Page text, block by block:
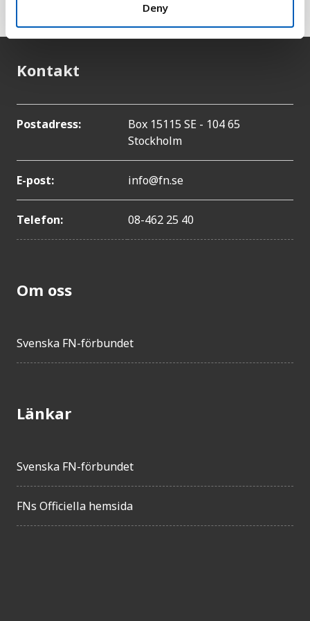
Deny
Kontakt
Postadress:
Box 15115 SE - 104 65
Stockholm
E-post: info@fn.se
Telefon: 08-462 25 40
Om oss
Svenska FN-förbundet
Länkar
Svenska FN-förbundet
FNs Officiella hemsida